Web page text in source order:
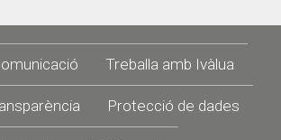
Treballa amb Ivàlua
Protecció de dades